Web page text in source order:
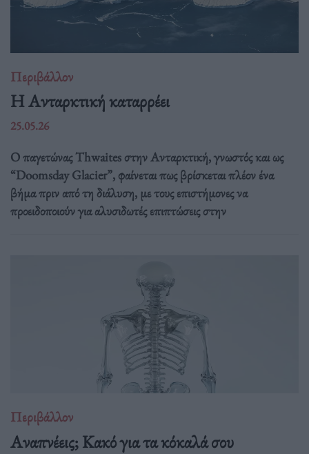
Περιβάλλον
Η Ανταρκτική καταρρέει
25.05.26
Ο παγετώνας Thwaites στην Ανταρκτική, γνωστός και ως
“Doomsday Glacier”, φαίνεται πως βρίσκεται πλέον ένα
βήμα πριν από τη διάλυση, με τους επιστήμονες να
προειδοποιούν για αλυσιδωτές επιπτώσεις στην
Περιβάλλον
Αναπνέεις; Κακό για τα κόκαλά σου